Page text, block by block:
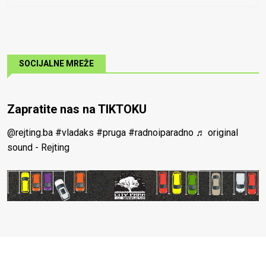
SOCIJALNE MREŽE
Zapratite nas na TIKTOKU
@rejting.ba #vladaks #pruga #radnoiparadno ♬ original
sound - Rejting